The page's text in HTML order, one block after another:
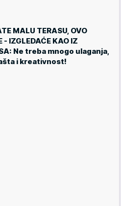
MALU TERASU, OVO
- IZGLEDAĆE KAO IZ
Ne treba mnogo ulaganja,
i kreativnost!